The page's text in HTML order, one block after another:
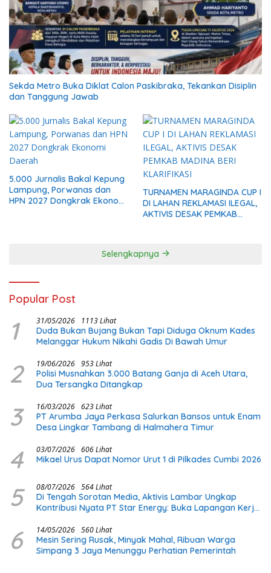
Sekda Metro Buka Diklat Calon Paskibraka, Tekankan Disiplin
dan Tanggung Jawab
5.000 Jurnalis Bakal Kepung
Lampung, Porwanas dan
HPN 2027 Dongkrak Ekonomi
TURNAMEN MARAGINDA CUP I
DI LAHAN REKLAMASI ILEGAL,
AKTIVIS DESAK PEMKAB
Selengkapnya
Popular Post
1 31/05/2026 1113 Lihat
Duda Bukan Bujang Bukan Tapi Diduga Oknum Kades
Melanggar Hukum Nikahi Gadis Di Bawah Umur
2 19/06/2026 953 Lihat
Polisi Musnahkan 3.000 Batang Ganja di Aceh Utara,
Dua Tersangka Ditangkap
3 16/03/2026 623 Lihat
PT Arumba Jaya Perkasa Salurkan Bansos untuk Enam
Desa Lingkar Tambang di Halmahera Timur
4 03/07/2026 606 Lihat
Mikael Urus Dapat Nomor Urut 1 di Pilkades Cumbi 2026
5 08/07/2026 564 Lihat
Di Tengah Sorotan Media, Aktivis Lambar Ungkap
Kontribusi Nyata PT Star Energy: Buka Lapangan Kerja
6 14/05/2026 560 Lihat
Mesin Sering Rusak, Minyak Mahal, Ribuan Warga
Simpang 3 Jaya Menunggu Perhatian Pemerintah